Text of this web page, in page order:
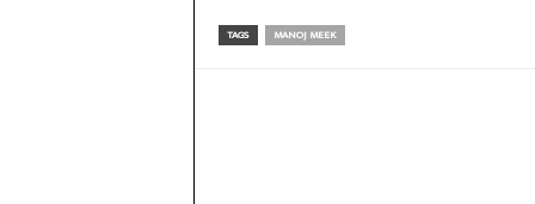
TAGS MANOJ MEEK